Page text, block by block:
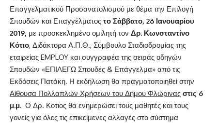
Επαγγελματικού Προσανατολισμού με θέμα την Επιλογή
Σπουδών και Επαγγέλματος το Σάββατο, 26 Ιανουαρίου
2019, με προσκεκλημένο ομιλητή τον Δρ. Κωνσταντίνο
Κότιο, Διδάκτορα Α.Π.Θ., Σύμβουλο Σταδιοδρομίας της
εταιρείας EMPLOY και συγγραφέα της σειράς οδηγών
Σπουδών «ΕΠΙΛΕΓΩ Σπουδές & Επάγγελμα» από τις
Εκδόσεις Πατάκη. Η εκδήλωση θα πραγματοποιηθεί στην
Αίθουσα Πολλαπλών Χρήσεων του Δήμου Φλώρινας στις 6
μ.μ. Ο Δρ. Κότιος θα ενημερώσει τους μαθητές και τους
γονείς για όλες τις επικείμενες αλλαγές στο σύστημα